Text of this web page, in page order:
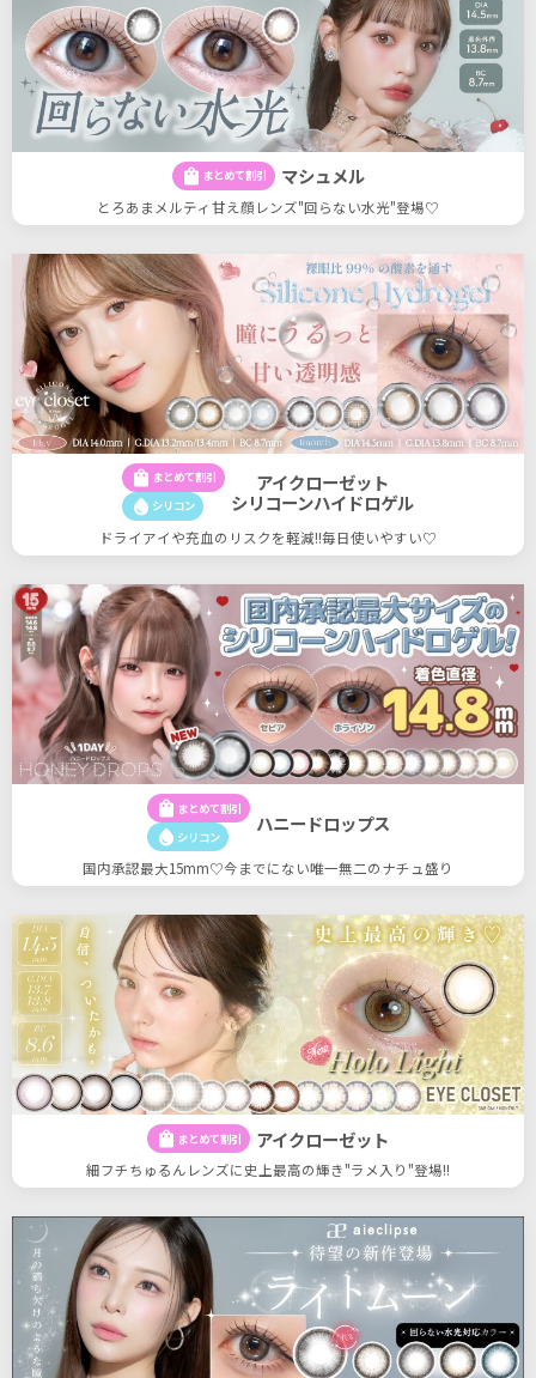
19 19件
shopping_bag まとめて割引 マシュメル
とろあまメルティ甘え顔レンズ"回らない水光"登場♡
shopping_bag まとめて割引
water_drop シリコン
アイクローゼット
シリコーンハイドロゲル
ドライアイや充血のリスクを軽減!!毎日使いやすい♡
shopping_bag まとめて割引
water_drop シリコン
ハニードロップス
国内承認最大15mm♡今までにない唯一無二のナチュ盛り
shopping_bag まとめて割引 アイクローゼット
細フチちゅるんレンズに史上最高の輝き"ラメ入り"登場!!